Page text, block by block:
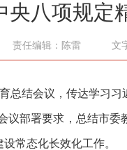
八项规定
责任编辑：陈雷 文
总结会议，传达学习
部署要求，总结市
常态化长效化工作。